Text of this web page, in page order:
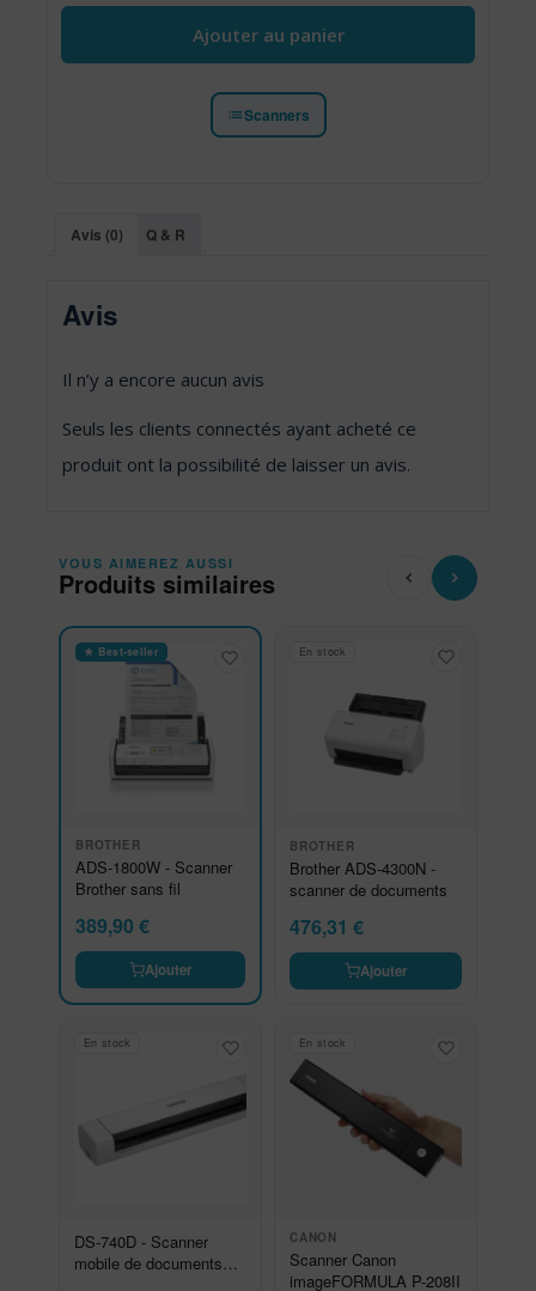
quantité de Canon CanoScan LiDE 300 -Scanner A4
Ajouter au panier
Scanners
Avis (0) Q & R
Avis
Il n’y a encore aucun avis
Seuls les clients connectés ayant acheté ce
produit ont la possibilité de laisser un avis.
VOUS AIMEREZ AUSSI
Produits similaires
★ Best-seller
BROTHER
ADS-1800W - Scanner
Brother sans fil
389,90 €
Ajouter
En stock
BROTHER
Brother ADS-4300N -
scanner de documents
476,31 €
Ajouter
En stock
DS-740D - Scanner
mobile de documents
En stock
CANON
Scanner Canon
imageFORMULA P-208II